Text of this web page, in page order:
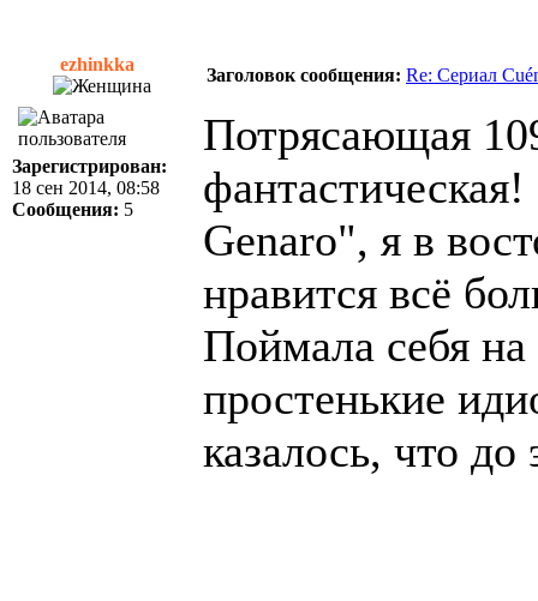
ezhinkka
Заголовок сообщения: Re: Сериал
Зарегистрирован:
18 сен 2014, 08:58
Сообщения: 5
Потрясающая
Genaro", я в
нравится всё
Поймала себя
простенькие
казалось, что до